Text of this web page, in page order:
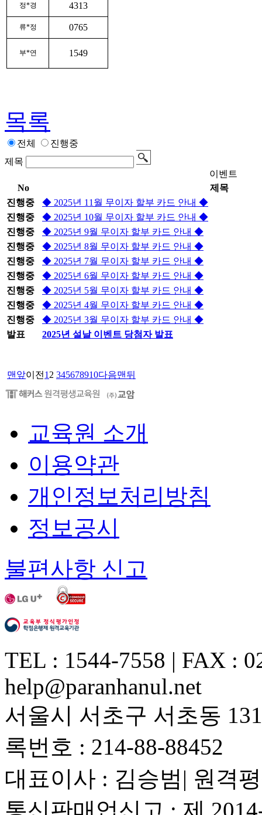
정*경 4313
류*정 0765
부*연 1549
목록
전체
진행중
제목
이벤트
No
제목
진행중
◆ 2025년 11월 무이자 할부 카드 안내 ◆
진행중
◆ 2025년 10월 무이자 할부 카드 안내 ◆
진행중
◆ 2025년 9월 무이자 할부 카드 안내 ◆
진행중
◆ 2025년 8월 무이자 할부 카드 안내 ◆
진행중
◆ 2025년 7월 무이자 할부 카드 안내 ◆
진행중
◆ 2025년 6월 무이자 할부 카드 안내 ◆
진행중
◆ 2025년 5월 무이자 할부 카드 안내 ◆
진행중
◆ 2025년 4월 무이자 할부 카드 안내 ◆
진행중
◆ 2025년 3월 무이자 할부 카드 안내 ◆
발표
2025년 설날 이벤트 당첨자 발표
맨앞이전 1 2 345678910다음맨뒤
교육원 소개
이용약관
개인정보처리방침
정보공시
불편사항 신고
TEL : 1544-7558 | FAX :
help@paranhanul.net
서울시 서초구 서초동
록번호 : 214-88-88452
대표이사 : 김승범| 원격